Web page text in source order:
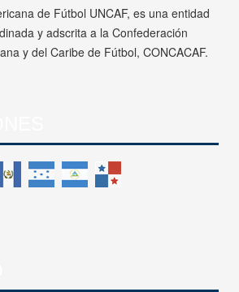
de Fútbol UNCAF, es una entidad
y adscrita a la Confederación
y del Caribe de Fútbol, CONCACAF.